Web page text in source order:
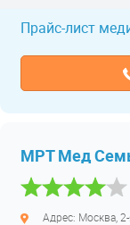
Прайс-лист
МРТ Мед
Адрес: Москва,